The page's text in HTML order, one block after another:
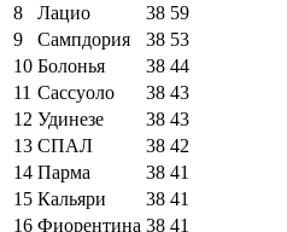
8
Лацио 38 59
9
Сампдория 38 53
10 Болонья 38 44
11 Сассуоло 38 43
12 Удинезе 38 43
13 СПАЛ 38 42
14 Парма 38 41
15 Кальяри 38 41
16 Фиорентина 38 41